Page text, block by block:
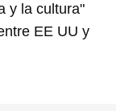
y la cultura"
EE UU y